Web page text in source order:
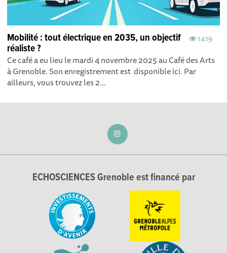
1419
Mobilité : tout électrique en 2035, un objectif
réaliste ?
Ce café a eu lieu le mardi 4 novembre 2025 au Café des Arts
à Grenoble. Son enregistrement est disponible ici . Par
ailleurs, vous trouvez les 2...
ECHOSCIENCES Grenoble est financé par